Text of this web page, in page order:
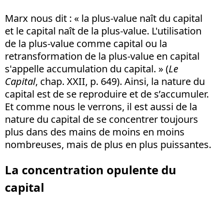
Marx nous dit : « la plus-value naît du capital
et le capital naît de la plus-value. L'utilisation
de la plus-value comme capital ou la
retransformation de la plus-value en capital
s'appelle accumulation du capital. » (Le
Capital, chap. XXII, p. 649). Ainsi, la nature du
capital est de se reproduire et de s’accumuler.
Et comme nous le verrons, il est aussi de la
nature du capital de se concentrer toujours
plus dans des mains de moins en moins
nombreuses, mais de plus en plus puissantes.
La concentration opulente du
capital